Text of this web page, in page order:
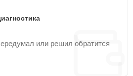
или решил обратится